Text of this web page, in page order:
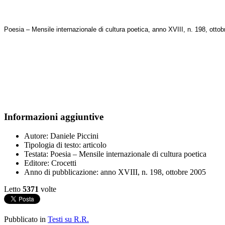
Poesia – Mensile internazionale di cultura poetica, anno XVIII, n. 198,
Informazioni aggiuntive
Autore: Daniele Piccini
Tipologia di testo: articolo
Testata: Poesia – Mensile internazionale di cultura poetica
Editore: Crocetti
Anno di pubblicazione: anno XVIII, n. 198, ottobre 2005
Letto 5371 volte
Pubblicato in Testi su R.R.